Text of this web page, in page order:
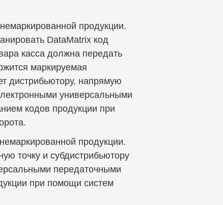
продукции.
DataMatrix код
касса должна передать
маркируемая
дистрибьютору, напрямую
универсальными
кодов продукции при
продукции.
точку и субдистрибьютору
передаточными
при помощи систем